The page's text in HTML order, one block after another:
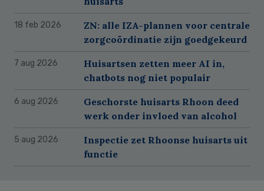
18 feb 2026
ZN: alle IZA-plannen voor centrale
zorgcoördinatie zijn goedgekeurd
7 aug 2026
Huisartsen zetten meer AI in,
chatbots nog niet populair
6 aug 2026
Geschorste huisarts Rhoon deed
werk onder invloed van alcohol
5 aug 2026
Inspectie zet Rhoonse huisarts uit
functie